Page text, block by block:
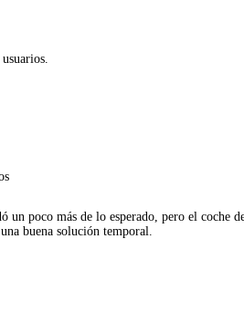
usuarios.
poco más de lo esperado, pero el coche de
buena solución temporal.